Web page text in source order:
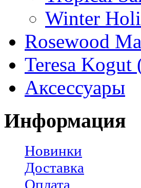
Winter
Rosewood
Teresa
Аксессуары
Информация
Новинки
Доставка
Оплата